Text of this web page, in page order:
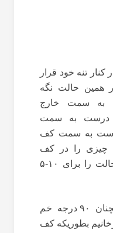
کنار تنه خود قرار
همین حالت نگه
به سمت خارج
درست به سمت
به سمت کف
چیزی را در کف
دست خود قرار دهیم. این حالت را برای ۱۰-۵
سپس در حالیکه آرنج همچنان ۹۰ درجه خم
بطوریکه کف